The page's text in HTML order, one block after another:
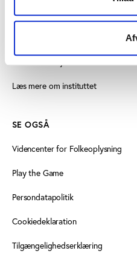
+45 3266 1030
Læs mere om instituttet
SE OGSÅ
Videncenter for Folkeoplysning
Play the Game
Persondatapolitik
Cookiedeklaration
Tilgængelighedserklæring